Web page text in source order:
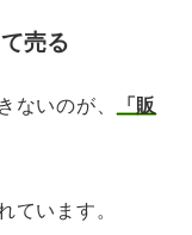
売る
ないのが、
「販
ています。